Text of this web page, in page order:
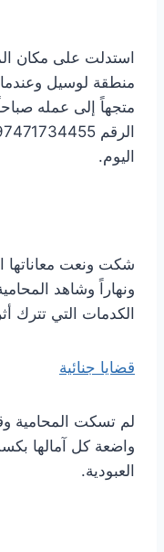
استدلت على مكان
منطقة لوسيل
متجهاً إلى عمله
اليوم.
شكت ونعت معاناتها
ونهاراً وشاهد
الكدمات التي
قضايا جنائية
لم تسكت المحامية
واضعة كل آمالها
العبودية.